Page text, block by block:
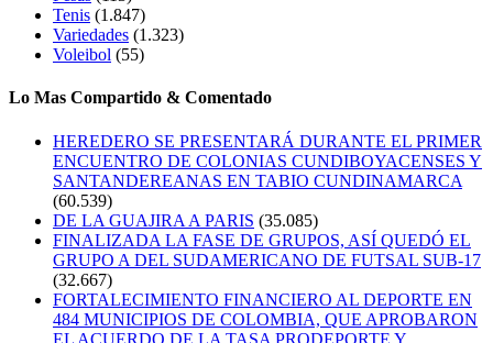
Tenis (1.847)
Variedades (1.323)
Voleibol (55)
Lo Mas Compartido & Comentado
HEREDERO SE PRESENTARÁ DURANTE EL PRIMER
ENCUENTRO DE COLONIAS CUNDIBOYACENSES Y
SANTANDEREANAS EN TABIO CUNDINAMARCA
(60.539)
DE LA GUAJIRA A PARIS (35.085)
FINALIZADA LA FASE DE GRUPOS, ASÍ QUEDÓ EL
GRUPO A DEL SUDAMERICANO DE FUTSAL SUB-17
(32.667)
FORTALECIMIENTO FINANCIERO AL DEPORTE EN
484 MUNICIPIOS DE COLOMBIA, QUE APROBARON
EL ACUERDO DE LA TASA PRODEPORTE Y